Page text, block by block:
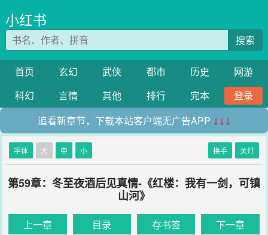
小红书
搜索
首页 玄幻 武侠 都市 历史
网游
科幻
言情 其他 排行 完本
登录
追看新章节，下载本站客户端无广告APP ↓↓↓
字体 大 中 小 换手 关灯
第59章：冬至夜酒后见真情-《红楼：我有一剑，可镇
山河》
上一章 目录 存书签 下一章